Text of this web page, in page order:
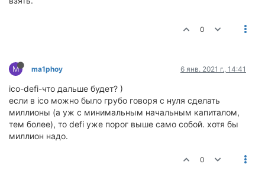
0
M ma1phoy 6 янв. 2021 г., 14:41
ico-defi-что дальше будет? )
если в ico можно было грубо говоря с нуля сделать
миллионы (а уж с минимальным начальным капиталом,
тем более), то defi уже порог выше само собой. хотя бы
миллион надо.
0